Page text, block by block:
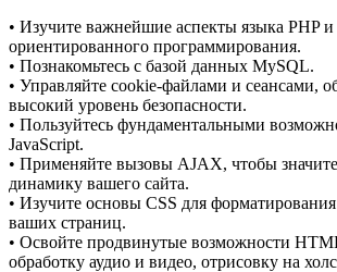
• Изучите важнейшие аспекты языка PHP
ориентированного программирования.
• Познакомьтесь с базой данных MySQL.
• Управляйте cookie-файлами и сеансами,
высокий уровень безопасности.
• Пользуйтесь фундаментальными
JavaScript.
• Применяйте вызовы AJAX, чтобы
динамику вашего сайта.
• Изучите основы CSS для
ваших страниц.
• Освойте продвинутые возможности
обработку аудио и видео, отрисовку на